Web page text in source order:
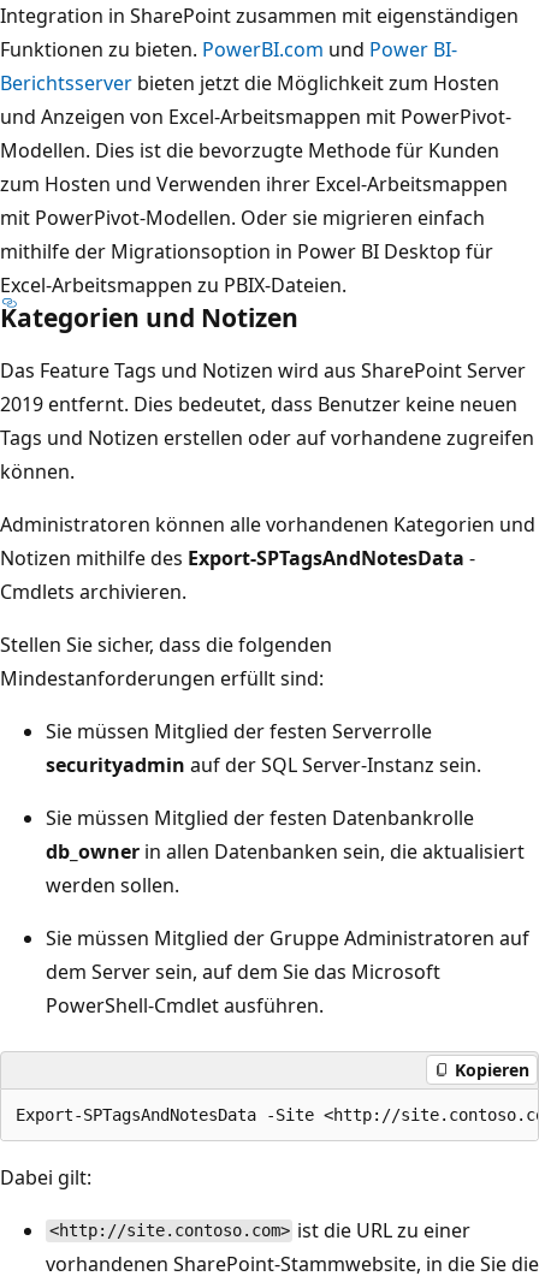
Integration in SharePoint zusammen mit eigenständigen
Funktionen zu bieten. PowerBI.com und Power BI-
Berichtsserver bieten jetzt die Möglichkeit zum Hosten
und Anzeigen von Excel-Arbeitsmappen mit PowerPivot-
Modellen. Dies ist die bevorzugte Methode für Kunden
zum Hosten und Verwenden ihrer Excel-Arbeitsmappen
mit PowerPivot-Modellen. Oder sie migrieren einfach
mithilfe der Migrationsoption in Power BI Desktop für
Excel-Arbeitsmappen zu PBIX-Dateien.
Kategorien und Notizen
Das Feature Tags und Notizen wird aus SharePoint Server
2019 entfernt. Dies bedeutet, dass Benutzer keine neuen
Tags und Notizen erstellen oder auf vorhandene zugreifen
können.
Administratoren können alle vorhandenen Kategorien und
Notizen mithilfe des Export-SPTagsAndNotesData -
Cmdlets archivieren.
Stellen Sie sicher, dass die folgenden
Mindestanforderungen erfüllt sind:
Sie müssen Mitglied der festen Serverrolle
securityadmin auf der SQL Server-Instanz sein.
Sie müssen Mitglied der festen Datenbankrolle
db_owner in allen Datenbanken sein, die aktualisiert
werden sollen.
Sie müssen Mitglied der Gruppe Administratoren auf
dem Server sein, auf dem Sie das Microsoft
PowerShell-Cmdlet ausführen.
Kopieren
Dabei gilt:
<http://site.contoso.com> ist die URL zu einer
vorhandenen SharePoint-Stammwebsite, in die Sie die